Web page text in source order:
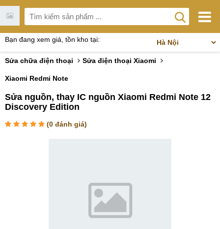
Bạn đang xem giá, tồn kho tại:
Sửa chữa điện thoại Sửa điện thoại Xiaomi
Xiaomi Redmi Note
Sửa nguồn, thay IC nguồn Xiaomi Redmi Note 12
Discovery Edition
(0 đánh giá)